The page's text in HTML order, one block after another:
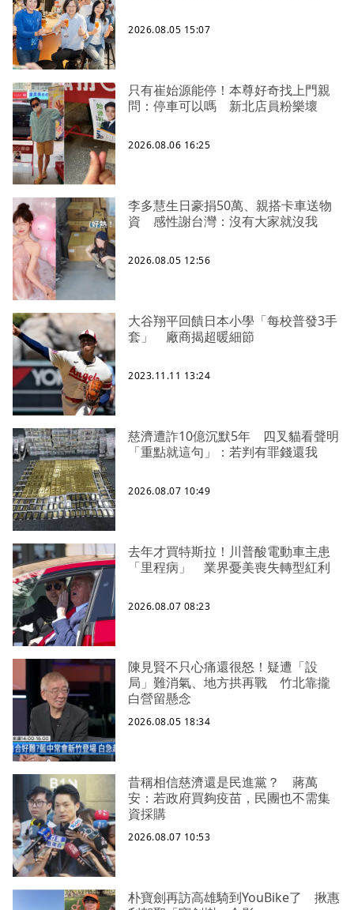
2026.08.05 15:07
只有崔始源能停！本尊好奇找上門親
問：停車可以嗎 新北店員粉樂壞
2026.08.06 16:25
李多慧生日豪捐50萬、親搭卡車送物
資 感性謝台灣：沒有大家就沒我
2026.08.05 12:56
大谷翔平回饋日本小學「每校普發3手
套」 廠商揭超暖細節
2023.11.11 13:24
慈濟遭詐10億沉默5年 四叉貓看聲明
「重點就這句」：若判有罪錢還我
2026.08.07 10:49
去年才買特斯拉！川普酸電動車主患
「里程病」 業界憂美喪失轉型紅利
2026.08.07 08:23
陳見賢不只心痛還很怒！疑遭「設
局」難消氣、地方拱再戰 竹北靠攏
白營留懸念
2026.08.05 18:34
昔稱相信慈濟還是民進黨？ 蔣萬
安：若政府買夠疫苗，民團也不需集
資採購
2026.08.07 10:53
朴寶劍再訪高雄騎到YouBike了 揪惠